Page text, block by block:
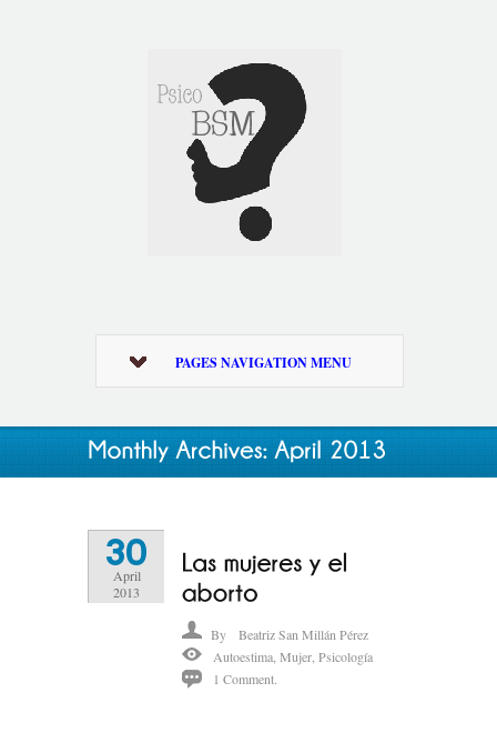
PAGES NAVIGATION MENU
30
April
2013
By Beatriz San Millán Pérez
Autoestima Mujer Psicología
1 Comment.